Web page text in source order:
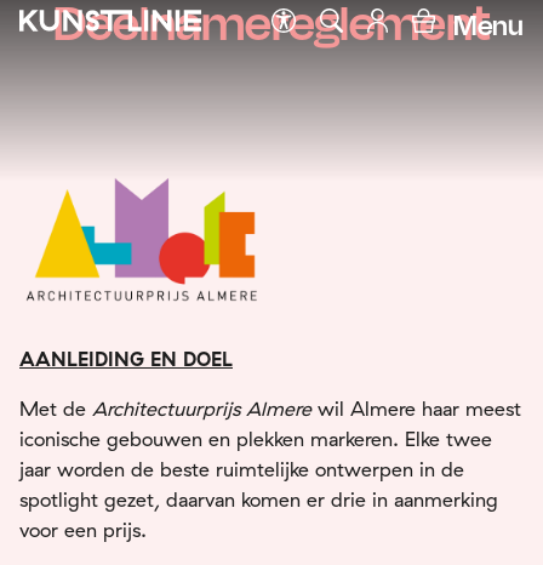
Menu
Deelnamereglement
AANLEIDING EN DOEL
Met de Architectuurprijs Almerewil Almere haar meest
iconische gebouwen en plekken markeren. Elke twee
jaar worden de beste ruimtelijke ontwerpen in de
spotlight gezet, daarvan komen er drie in aanmerking
voor een prijs.